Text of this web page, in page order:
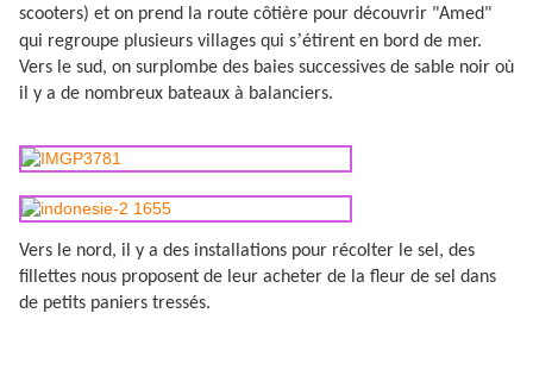
scooters) et on prend la route côtière pour découvrir "Amed"
qui regroupe plusieurs villages qui s’étirent en bord de mer.
Vers le sud, on surplombe des baies successives de sable noir où
il y a de nombreux bateaux à balanciers.
Vers le nord, il y a des installations pour récolter le sel, des
fillettes nous proposent de leur acheter de la fleur de sel dans
de petits paniers tressés.